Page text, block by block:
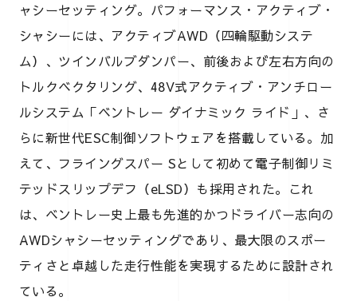
ャシーセッティング。パフォーマンス・アクティブ・
シャシーには、アクティブAWD（四輪駆動システ
ム）、ツインバルブダンパー、前後および左右方向の
トルクベクタリング、48V式アクティブ・アンチロー
ルシステム「ベントレー ダイナミック ライド」、さ
らに新世代ESC制御ソフトウェアを搭載している。加
えて、フライングスパー Sとして初めて電子制御リミ
テッドスリップデフ（eLSD）も採用された。これ
は、ベントレー史上最も先進的かつドライバー志向の
AWDシャシーセッティングであり、最大限のスポー
ティさと卓越した走行性能を実現するために設計され
ている。